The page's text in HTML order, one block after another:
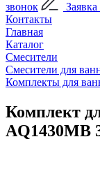
звонок
Заявка
Контакты
Главная
Каталог
Смесители
Смесители для
Комплекты для
Комплект
AQ1430MB